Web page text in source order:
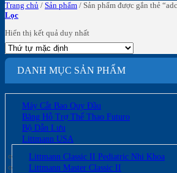
Trang chủ / Sản phẩm / Sản phẩm được gắn thẻ
Lọc
Hiển thị kết quả duy nhất
DANH MỤC SẢN PHẨM
Máy Cắt Bao Quy Đầu
Băng Hỗ Trợ Thể Thao Futuro
Bộ Dẫn Lưu
Littmann USA
Littmann Classic II Pediatric Nhi Khoa
Littmann Master Classic II